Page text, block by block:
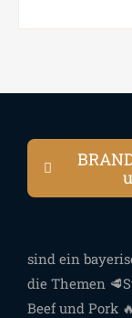
sind ein
die Themen
Beef und Pork